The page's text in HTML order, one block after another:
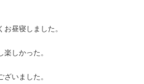
お昼寝しました。
楽しかった。
ざいました。